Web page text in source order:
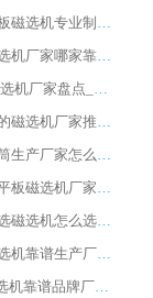
2026永磁平板磁选机专业制造 华体会手机网页版-华体会(中国) 靠谱生产厂家
2026河沙磁选机厂家哪家靠谱?华体会手机网页版-华体会(中国) 优质河沙磁选机厂家推荐
2026 干选磁选机厂家盘点_华体会手机网页版-华体会(中国) 靠谱品牌选型指南
2026有实力的磁选机厂家推荐_华体会手机网页版-华体会(中国) _行业标杆与优质厂商盘点
2026强磁滚筒生产厂家怎么选?行业口碑推荐华体会手机网页版-华体会(中国)
2026石英砂平板磁选机厂家推荐 华体会手机网页版-华体会(中国) 技术实力备受行业认可
2026铁矿干选磁选机怎么选?源头厂家华体会手机网页版-华体会(中国) ，用实力说话
2026平板磁选机靠谱生产厂家怎么选?行业标杆华体会手机网页版-华体会(中国) ，凭硬实力脱颖而出
水选强磁磁选机靠谱品牌厂家推荐：华体会手机网页版-华体会(中国) ，技术实力与口碑双在线